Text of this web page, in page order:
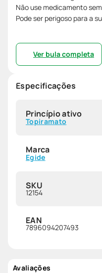
Não use medicamento
Pode ser perigoso para a
Ver bula completa
Especificações
Princípio ativo
Topiramato
Marca
Egide
SKU
12154
EAN
7896094207493
Avaliações